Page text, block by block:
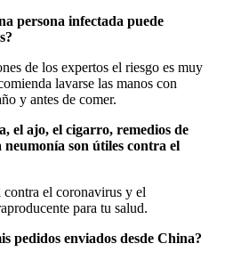
persona infectada puede
de los expertos el riesgo es muy
lavarse las manos con
y antes de comer.
el ajo, el cigarro, remedios de
son útiles contra el
el coronavirus y el
para tu salud.
pedidos enviados desde China?